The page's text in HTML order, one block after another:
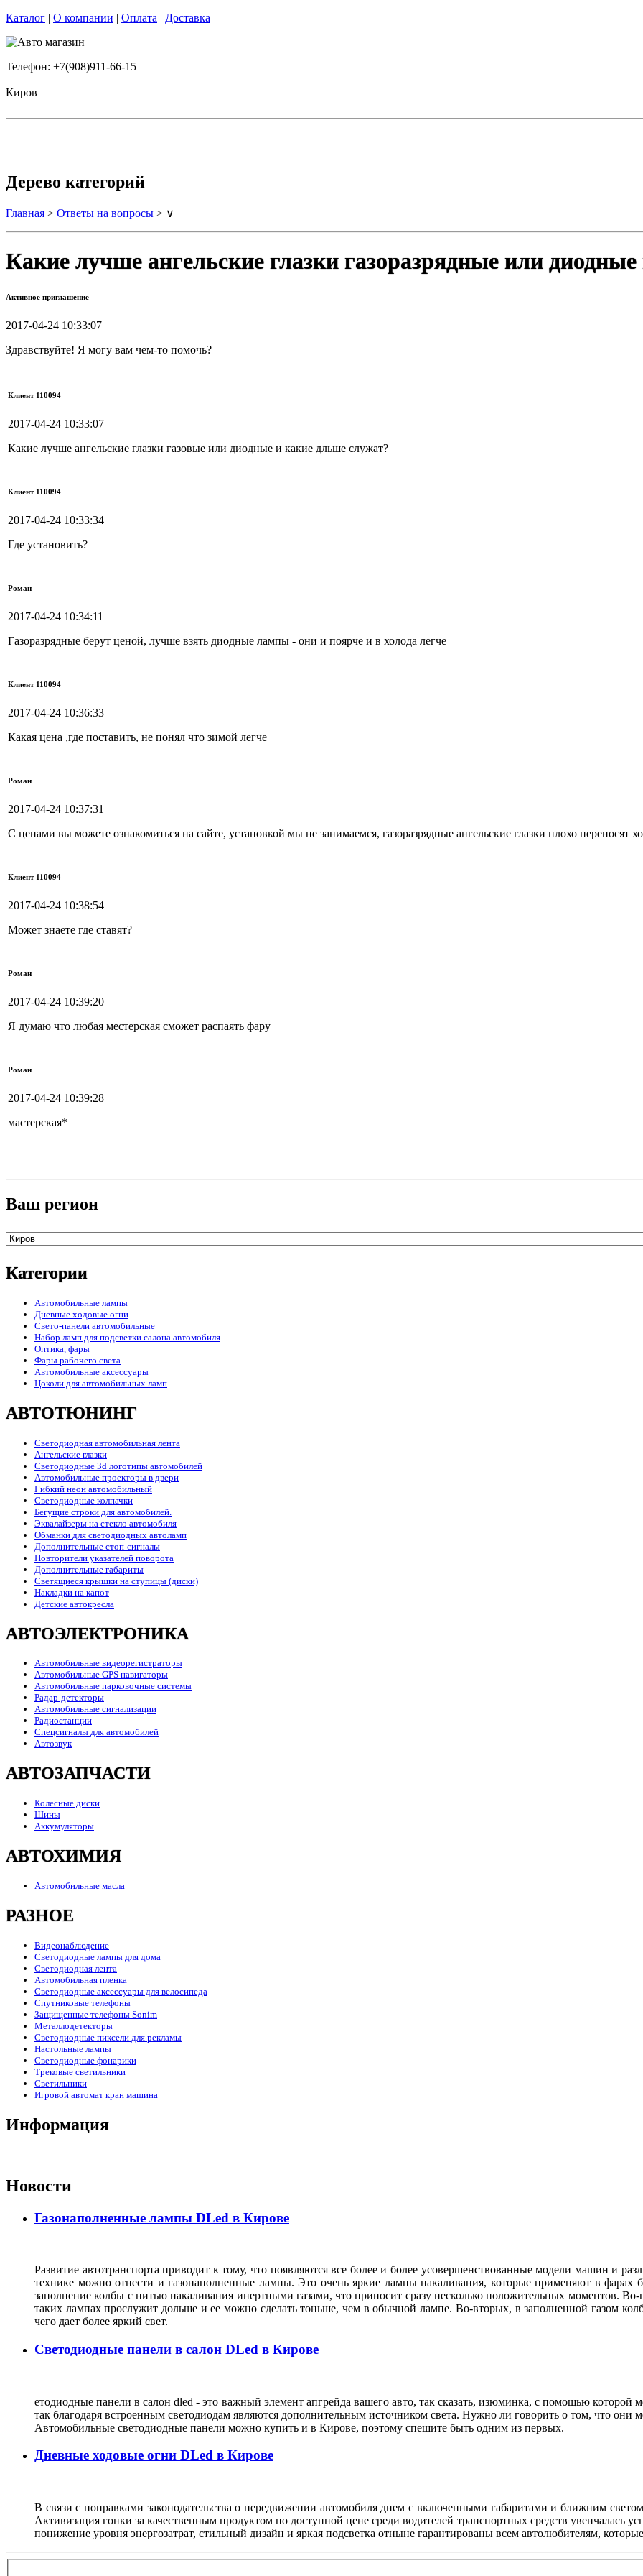
Каталог | О компании | Оплата | Доставка
Телефон: +7(908)911-66-15
Киров
Дерево категорий
Главная > Ответы на вопросы > ∨
Какие лучше ангельские глазки газоразрядные или
Активное приглашение
2017-04-24 10:33:07
Здравствуйте! Я могу вам чем-то помочь?
Клиент 110094
2017-04-24 10:33:07
Какие лучше ангельские глазки газовые или диодные и какие дльше служат?
Клиент 110094
2017-04-24 10:33:34
Где установить?
Роман
2017-04-24 10:34:11
Газоразрядные берут ценой, лучше взять диодные лампы - они и поярче и в холода легче
Клиент 110094
2017-04-24 10:36:33
Какая цена ,где поставить, не понял что зимой легче
Роман
2017-04-24 10:37:31
С ценами вы можете ознакомиться на сайте, установкой мы не занимаемся, газоразрядные ангельские глазки плохо переносят
Клиент 110094
2017-04-24 10:38:54
Может знаете где ставят?
Роман
2017-04-24 10:39:20
Я думаю что любая местерская сможет распаять фару
Роман
2017-04-24 10:39:28
мастерская*
Ваш регион
Категории
Автомобильные лампы
Дневные ходовые огни
Свето-панели автомобильные
Набор ламп для подсветки салона автомобиля
Оптика, фары
Фары рабочего света
Автомобильные аксессуары
Цоколи для автомобильных ламп
АВТОТЮНИНГ
Светодиодная автомобильная лента
Ангельские глазки
Светодиодные 3d логотипы автомобилей
Автомобильные проекторы в двери
Гибкий неон автомобильный
Светодиодные колпачки
Бегущие строки для автомобилей.
Эквалайзеры на стекло автомобиля
Обманки для светодиодных автоламп
Дополнительные стоп-сигналы
Повторители указателей поворота
Дополнительные габариты
Светящиеся крышки на ступицы (диски)
Накладки на капот
Детские автокресла
АВТОЭЛЕКТРОНИКА
Автомобильные видеорегистраторы
Автомобильные GPS навигаторы
Автомобильные парковочные системы
Радар-детекторы
Автомобильные сигнализации
Радиостанции
Спецсигналы для автомобилей
Автозвук
АВТОЗАПЧАСТИ
Колесные диски
Шины
Аккумуляторы
АВТОХИМИЯ
Автомобильные масла
РАЗНОЕ
Видеонаблюдение
Светодиодные лампы для дома
Светодиодная лента
Автомобильная пленка
Светодиодные аксессуары для велосипеда
Спутниковые телефоны
Защищенные телефоны Sonim
Металлодетекторы
Светодиодные пиксели для рекламы
Настольные лампы
Светодиодные фонарики
Трековые светильники
Светильники
Игровой автомат кран машина
Информация
Новости
Газонаполненные лампы DLed в Кирове
Развитие автотранспорта приводит к тому, что появляются все более и более усовершенствованные модели машин и
технике можно отнести и газонаполненные лампы. Это очень яркие лампы накаливания, которые применяют в фарах
заполнение колбы с нитью накаливания инертными газами, что приносит сразу несколько положительных моментов. Во-
таких лампах прослужит дольше и ее можно сделать тоньше, чем в обычной лампе. Во-вторых, в заполненной газом
чего дает более яркий свет.
Светодиодные панели в салон DLed в Кирове
етодиодные панели в салон dled - это важный элемент апгрейда вашего авто, так сказать, изюминка, с помощью
так благодаря встроенным светодиодам являются дополнительным источником света. Нужно ли говорить о том, что
Автомобильные светодиодные панели можно купить и в Кирове, поэтому спешите быть одним из первых.
Дневные ходовые огни DLed в Кирове
В связи с поправками законодательства о передвижении автомобиля днем с включенными габаритами и ближним
Активизация гонки за качественным продуктом по доступной цене среди водителей транспортных средств увенчалась
понижение уровня энергозатрат, стильный дизайн и яркая подсветка отныне гарантированы всем автолюбителям,